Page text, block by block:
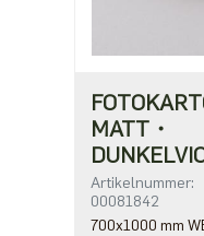
MATT・
Artikelnummer:
00081842
700x1000 mm